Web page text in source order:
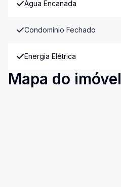
Água Encanada
Condomínio Fechado
Energia Elétrica
Mapa do imóvel